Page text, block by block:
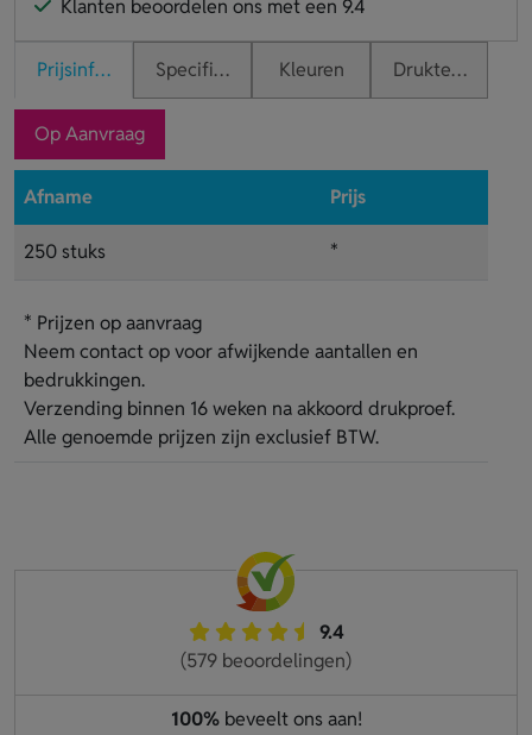
Klanten beoordelen ons met een 9.4
PrijsinformatieSpecificaties Kleuren Druktechnieken
Op Aanvraag
Afname Prijs
250 stuks *
* Prijzen op aanvraag
Neem contact op voor afwijkende aantallen en
bedrukkingen.
Verzending binnen 16 weken na akkoord drukproef.
Alle genoemde prijzen zijn exclusief BTW.
9.4
(579 beoordelingen)
100%beveelt ons aan!